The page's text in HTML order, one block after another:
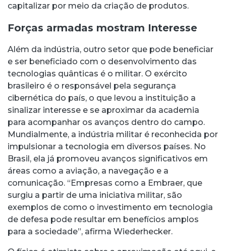
capitalizar por meio da criação de produtos.
Forças armadas mostram Interesse
Além da indústria, outro setor que pode beneficiar
e ser beneficiado com o desenvolvimento das
tecnologias quânticas é o militar. O exército
brasileiro é o responsável pela segurança
cibernética do país, o que levou a instituição a
sinalizar interesse e se aproximar da academia
para acompanhar os avanços dentro do campo.
Mundialmente, a indústria militar é reconhecida por
impulsionar a tecnologia em diversos países. No
Brasil, ela já promoveu avanços significativos em
áreas como a aviação, a navegação e a
comunicação. “Empresas como a Embraer, que
surgiu a partir de uma iniciativa militar, são
exemplos de como o investimento em tecnologia
de defesa pode resultar em benefícios amplos
para a sociedade”, afirma Wiederhecker.